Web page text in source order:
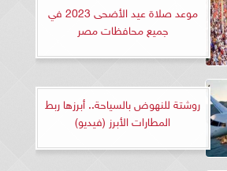
موعد صلاة عيد الأضحى 2023 في
جميع محافظات مصر
روشتة للنهوض بالسياحة.. أبرزها ربط
المطارات الأبرز (فيديو)